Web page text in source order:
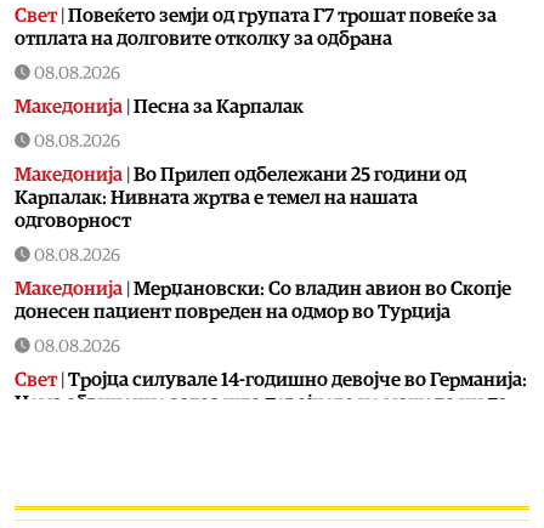
Свет| Повеќето земји од групата Г7 трошат повеќе за
отплата на долговите отколку за одбрана
08.08.2026
Македонија Песна за Карпалак
08.08.2026
Македонија Во Прилеп одбележани 25 години од
Карпалак: Нивната жртва е темел на нашата
одговорност
08.08.2026
Македонија Мерџановски: Со владин авион во Скопје
донесен пациент повреден на одмор во Турција
08.08.2026
Свет| Тројца силувале 14-годишно девојче во Германија:
Нема обвинение затоа што девојчето не можело ни да
Украина за да учат да се борат со дронови против